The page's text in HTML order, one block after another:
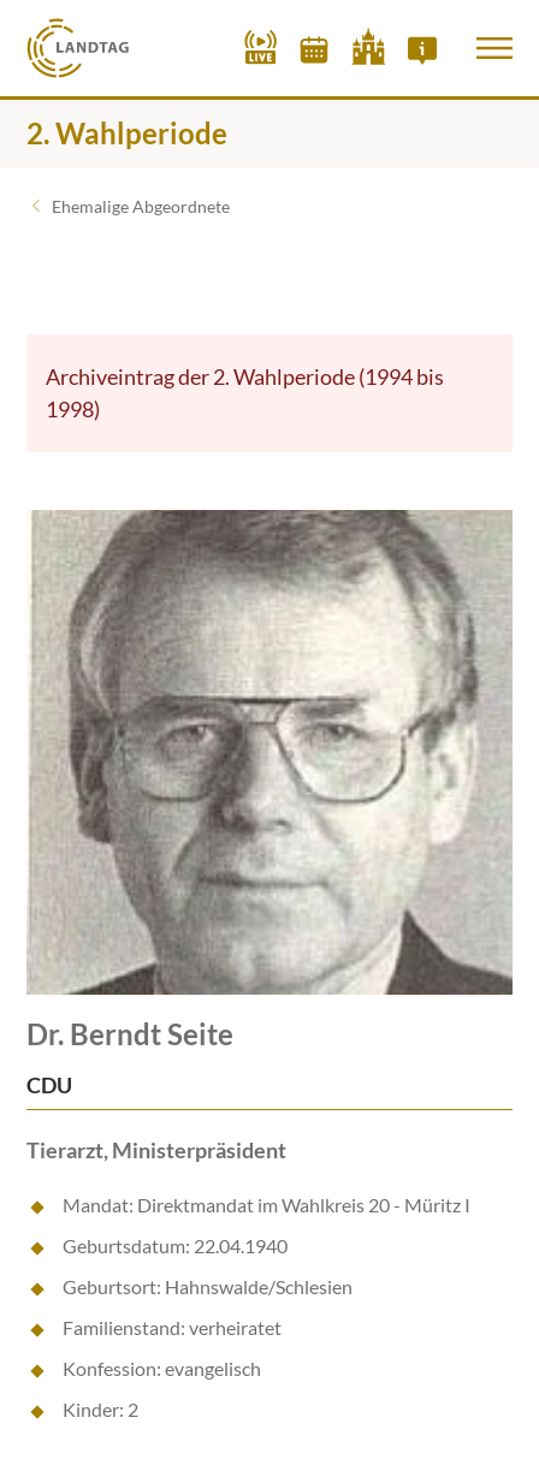
2. Wahlperiode
Ehemalige Abgeordnete
Archiveintrag der 2. Wahlperiode (1994 bis
1998)
Dr. Berndt Seite
CDU
Tierarzt, Ministerpräsident
Mandat: Direktmandat im Wahlkreis 20 - Müritz I
Geburtsdatum: 22.04.1940
Geburtsort: Hahnswalde/Schlesien
Familienstand: verheiratet
Konfession: evangelisch
Kinder: 2